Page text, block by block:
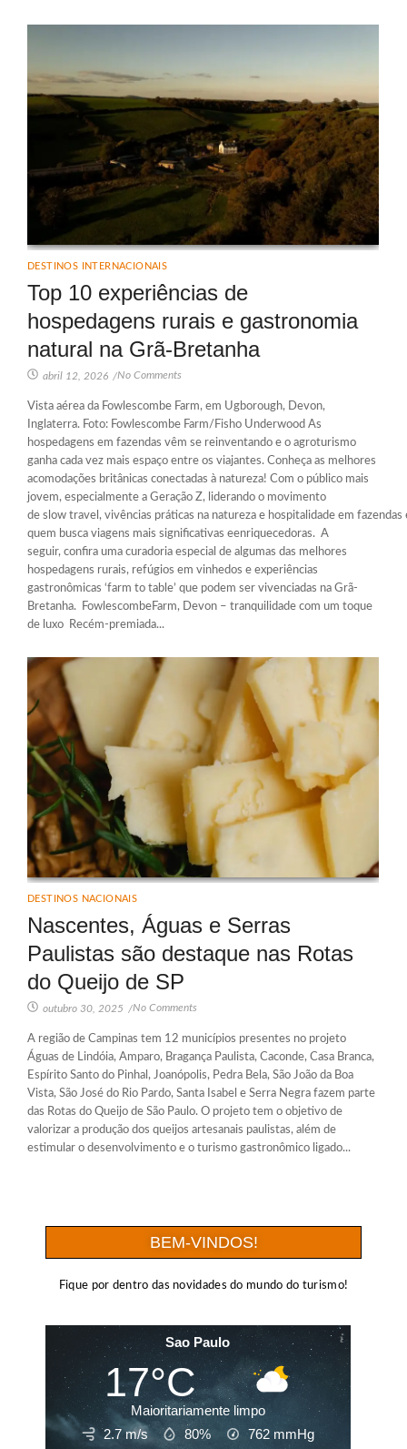
DESTINOS INTERNACIONAIS
Top 10 experiências de
hospedagens rurais e gastronomia
natural na Grã-Bretanha
abril 12, 2026 /No Comments
Vista aérea da Fowlescombe Farm, em Ugborough, Devon,
Inglaterra. Foto: Fowlescombe Farm/Fisho Underwood As
hospedagens em fazendas vêm se reinventando e o agroturismo
ganha cada vez mais espaço entre os viajantes. Conheça as melhores
acomodações britânicas conectadas à natureza! Com o público mais
jovem, especialmente a Geração Z, liderando o movimento
de slow travel, vivências práticas na natureza e hospitalidade em
quem busca viagens mais significativas eenriquecedoras. A
seguir, confira uma curadoria especial de algumas das melhores
hospedagens rurais, refúgios em vinhedos e experiências
gastronômicas ‘farm to table’ que podem ser vivenciadas na Grã-
Bretanha. FowlescombeFarm, Devon – tranquilidade com um toque
de luxo Recém-premiada...
DESTINOS NACIONAIS
Nascentes, Águas e Serras
Paulistas são destaque nas Rotas
do Queijo de SP
outubro 30, 2025 /No Comments
A região de Campinas tem 12 municípios presentes no projeto
Águas de Lindóia, Amparo, Bragança Paulista, Caconde, Casa Branca,
Espírito Santo do Pinhal, Joanópolis, Pedra Bela, São João da Boa
Vista, São José do Rio Pardo, Santa Isabel e Serra Negra fazem parte
das Rotas do Queijo de São Paulo. O projeto tem o objetivo de
valorizar a produção dos queijos artesanais paulistas, além de
estimular o desenvolvimento e o turismo gastronômico ligado...
BEM-VINDOS!
Fique por dentro das novidades do mundo do turismo!
Sao Paulo
17°C
Maioritariamente limpo
2.7 m/s
80% 762 mmHg